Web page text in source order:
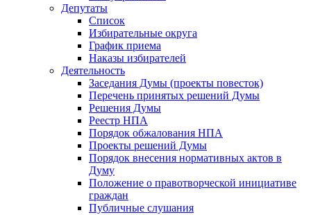
Депутаты
Список
Избирательные округа
График приема
Наказы избирателей
Деятельность
Заседания Думы (проекты повесток)
Перечень принятых решений Думы
Решения Думы
Реестр НПА
Порядок обжалования НПА
Проекты решений Думы
Порядок внесения нормативных актов в
Думу
Положение о правотворческой инициативе
граждан
Публичные слушания